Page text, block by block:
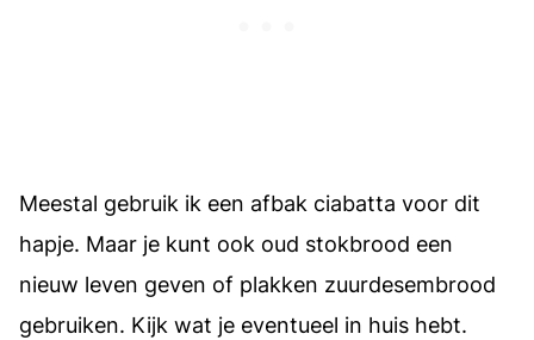
Meestal gebruik ik een afbak ciabatta voor dit
hapje. Maar je kunt ook oud stokbrood een
nieuw leven geven of plakken zuurdesembrood
gebruiken. Kijk wat je eventueel in huis hebt.